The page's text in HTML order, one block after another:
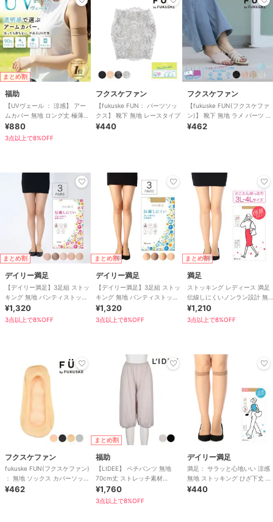
まとめ割
福助
【UVヴェール ： 涼感】 アー
ムカバー 無地 ロング丈 極薄ス
トッキング素材 涼感 伝線しに
くい
¥880
3点以上で8%OFF
フクスケファン
【fukuske FUN： パーツソッ
クス】 靴下 無地 レースタイプ
¥440
フクスケファン
【fukuske FUN(フクスケファ
ン)】 靴下 無地 ラメ パーツ メ
ロー 靴擦れ防止(31
¥462
まとめ割
デイリー満足
【デイリー満足】3足組 ストッ
キング 無地 パンティストッキ
ング ゾッキ ノンラン設計 マチ
付き
¥1,320
3点以上で8%OFF
まとめ割
デイリー満足
【デイリー満足】3足組 ストッ
キング 無地 パンティストッキ
ング ゾッキ ノンラン設計 ネー
ム付き
¥1,320
3点以上で8%OFF
まとめ割
満足
ストッキング レディース 満足
伝線しにくいノンラン設計 無
地 3L4L
¥1,210
3点以上で8%OFF
フクスケファン
fukuske FUN(フクスケファン)
： 無地 ソックス カバーソック
ス 浅履き
¥462
まとめ割
福助
【LIDEE】 ペチパンツ 無地
70cm丈 ストレッチ素材
(LDP0002)
¥1,760
3点以上で8%OFF
デイリー満足
満足： サラッと心地いい 涼感
無地 ストッキング ひざ下丈 コ
ンジュゲート(340-3101)
¥440